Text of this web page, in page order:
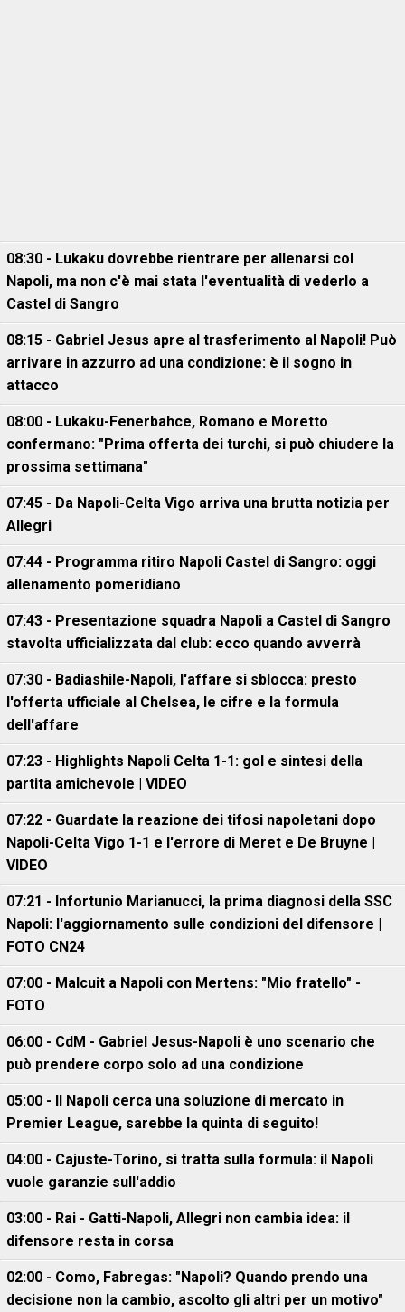
08:30 - Lukaku dovrebbe rientrare per allenarsi col
Napoli, ma non c'è mai stata l'eventualità di vederlo a
Castel di Sangro
08:15 - Gabriel Jesus apre al trasferimento al Napoli! Può
arrivare in azzurro ad una condizione: è il sogno in
attacco
08:00 - Lukaku-Fenerbahce, Romano e Moretto
confermano: "Prima offerta dei turchi, si può chiudere la
prossima settimana"
07:45 - Da Napoli-Celta Vigo arriva una brutta notizia per
Allegri
07:44 - Programma ritiro Napoli Castel di Sangro: oggi
allenamento pomeridiano
07:43 - Presentazione squadra Napoli a Castel di Sangro
stavolta ufficializzata dal club: ecco quando avverrà
07:30 - Badiashile-Napoli, l'affare si sblocca: presto
l'offerta ufficiale al Chelsea, le cifre e la formula
dell'affare
07:23 - Highlights Napoli Celta 1-1: gol e sintesi della
partita amichevole | VIDEO
07:22 - Guardate la reazione dei tifosi napoletani dopo
Napoli-Celta Vigo 1-1 e l'errore di Meret e De Bruyne |
VIDEO
07:21 - Infortunio Marianucci, la prima diagnosi della SSC
Napoli: l'aggiornamento sulle condizioni del difensore |
FOTO CN24
07:00 - Malcuit a Napoli con Mertens: "Mio fratello" -
FOTO
06:00 - CdM - Gabriel Jesus-Napoli è uno scenario che
può prendere corpo solo ad una condizione
05:00 - Il Napoli cerca una soluzione di mercato in
Premier League, sarebbe la quinta di seguito!
04:00 - Cajuste-Torino, si tratta sulla formula: il Napoli
vuole garanzie sull'addio
03:00 - Rai - Gatti-Napoli, Allegri non cambia idea: il
difensore resta in corsa
02:00 - Como, Fabregas: "Napoli? Quando prendo una
decisione non la cambio, ascolto gli altri per un motivo"